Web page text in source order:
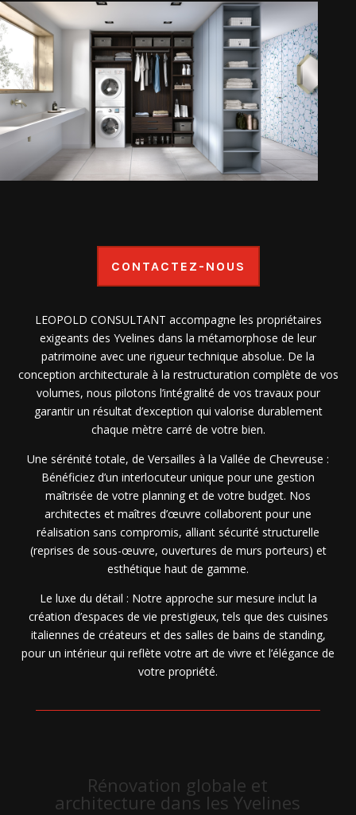
CONTACTEZ-NOUS
LEOPOLD CONSULTANT accompagne les propriétaires
exigeants des Yvelines dans la métamorphose de leur
patrimoine avec une rigueur technique absolue. De la
conception architecturale à la restructuration complète de vos
volumes, nous pilotons l’intégralité de vos travaux pour
garantir un résultat d’exception qui valorise durablement
chaque mètre carré de votre bien.
Une sérénité totale, de Versailles à la Vallée de Chevreuse :
Bénéficiez d’un interlocuteur unique pour une gestion
maîtrisée de votre planning et de votre budget. Nos
architectes et maîtres d’œuvre collaborent pour une
réalisation sans compromis, alliant sécurité structurelle
(reprises de sous-œuvre, ouvertures de murs porteurs) et
esthétique haut de gamme.
Le luxe du détail : Notre approche sur mesure inclut la
création d’espaces de vie prestigieux, tels que des cuisines
italiennes de créateurs et des salles de bains de standing,
pour un intérieur qui reflète votre art de vivre et l’élégance de
votre propriété.
Rénovation globale et
architecture dans les Yvelines